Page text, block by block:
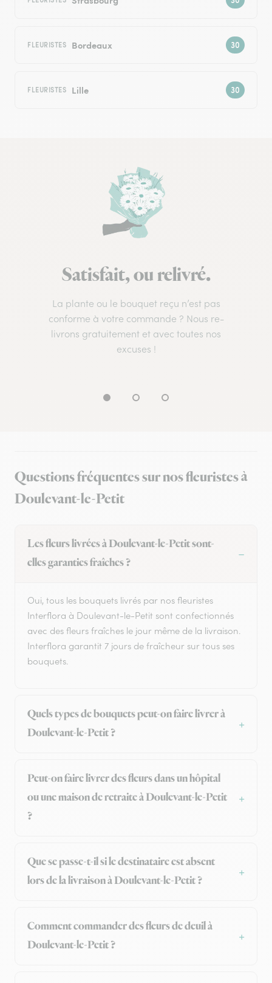
FLEURISTES Bordeaux
FLEURISTES Lille
Satisfait, ou relivré.
La plante ou le bouquet reçu n’est pas
conforme à votre commande ? Nous re-
livrons gratuitement et avec toutes nos
excuses !
Questions fréquentes sur nos fleuristes à
Doulevant-le-Petit
Les fleurs livrées à Doulevant-le-Petit sont-
elles garanties fraîches ?
Oui, tous les bouquets livrés par nos fleuristes
Interflora à Doulevant-le-Petit sont confectionnés
avec des fleurs fraîches le jour même de la livraison.
Interflora garantit 7 jours de fraîcheur sur tous ses
bouquets.
Quels types de bouquets peut-on faire livrer à
Doulevant-le-Petit ?
Peut-on faire livrer des fleurs dans un hôpital
ou une maison de retraite à Doulevant-le-Petit
?
Que se passe-t-il si le destinataire est absent
lors de la livraison à Doulevant-le-Petit ?
Comment commander des fleurs de deuil à
Doulevant-le-Petit ?